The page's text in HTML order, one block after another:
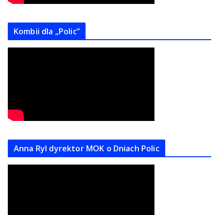
Kombii dla „Polic”
Anna Ryl dyrektor MOK o Dniach Polic